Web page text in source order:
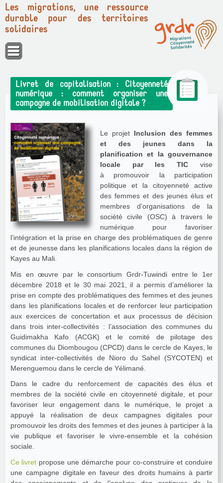
Panneau de gestion des cookies
Les migrations, une ressource
durable pour des territoires
solidaires
Livret de capitalisation : Citoyenneté
numérique : comment organiser une
campagne de mobilisation digitale ?
Le projet Inclusion des femmes
et des jeunes dans la
planification et la gouvernance
locale par les TIC vise
à promouvoir la participation
politique et la citoyenneté active
des femmes et des jeunes élus et
membres d’organisations de la
société civile (OSC) à travers le
numérique pour favoriser
l’intégration et la prise en charge des problématiques de genre
et de jeunesse dans les planifications locales dans la région de
Kayes au Mali.
Mis en œuvre par le consortium Grdr-Tuwindi entre le 1er
décembre 2018 et le 30 mai 2021, il a permis d’améliorer la
prise en compte des problématiques des femmes et des jeunes
dans les planifications locales et de renforcer leur participation
aux exercices de concertation et aux processus de décision
dans trois inter-collectivités : l’association des communes du
Guidimakha Kafo (ACGK) et le comité de pilotage des
communes du Diombougou (CPCD) dans le cercle de Kayes, le
syndicat inter-collectivités de Nioro du Sahel (SYCOTEN) et
Merenguemou dans le cercle de Yélimané.
Dans le cadre du renforcement de capacités des élus et
membres de la société civile en citoyenneté digitale, et pour
favoriser leur engagement dans le numérique, le projet a
appuyé la réalisation de deux campagnes digitales pour
promouvoir les droits des femmes et des jeunes à participer à la
vie publique et favoriser le vivre-ensemble et la cohésion
sociale.
Ce livret propose une démarche pour co-construire et conduire
une campagne digitale en faveur des droits humains à partir